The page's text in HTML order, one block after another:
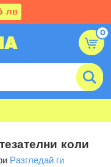
лв
0
коли
Разгледай ги